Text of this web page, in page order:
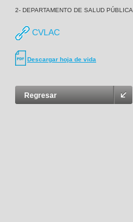
2- DEPARTAMENTO DE SALUD PÚBLICA
CVLAC
Descargar hoja de vida
Regresar